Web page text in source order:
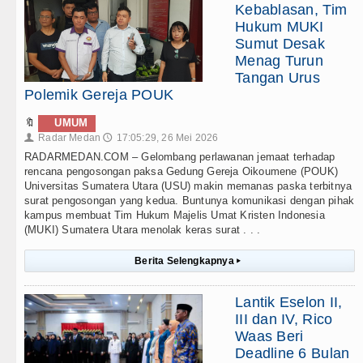
Kebablasan, Tim
Hukum MUKI
Sumut Desak
Menag Turun
Tangan Urus
Polemik Gereja POUK
🔖 UMUM
👤 Radar Medan 🕔 17:05:29, 26 Mei 2026
RADARMEDAN.COM – Gelombang perlawanan jemaat terhadap
rencana pengosongan paksa Gedung Gereja Oikoumene (POUK)
Universitas Sumatera Utara (USU) makin memanas paska terbitnya
surat pengosongan yang kedua. Buntunya komunikasi dengan pihak
kampus membuat Tim Hukum Majelis Umat Kristen Indonesia
(MUKI) Sumatera Utara menolak keras surat . . .
Berita Selengkapnya ▸
Lantik Eselon II,
III dan IV, Rico
Waas Beri
Deadline 6 Bulan